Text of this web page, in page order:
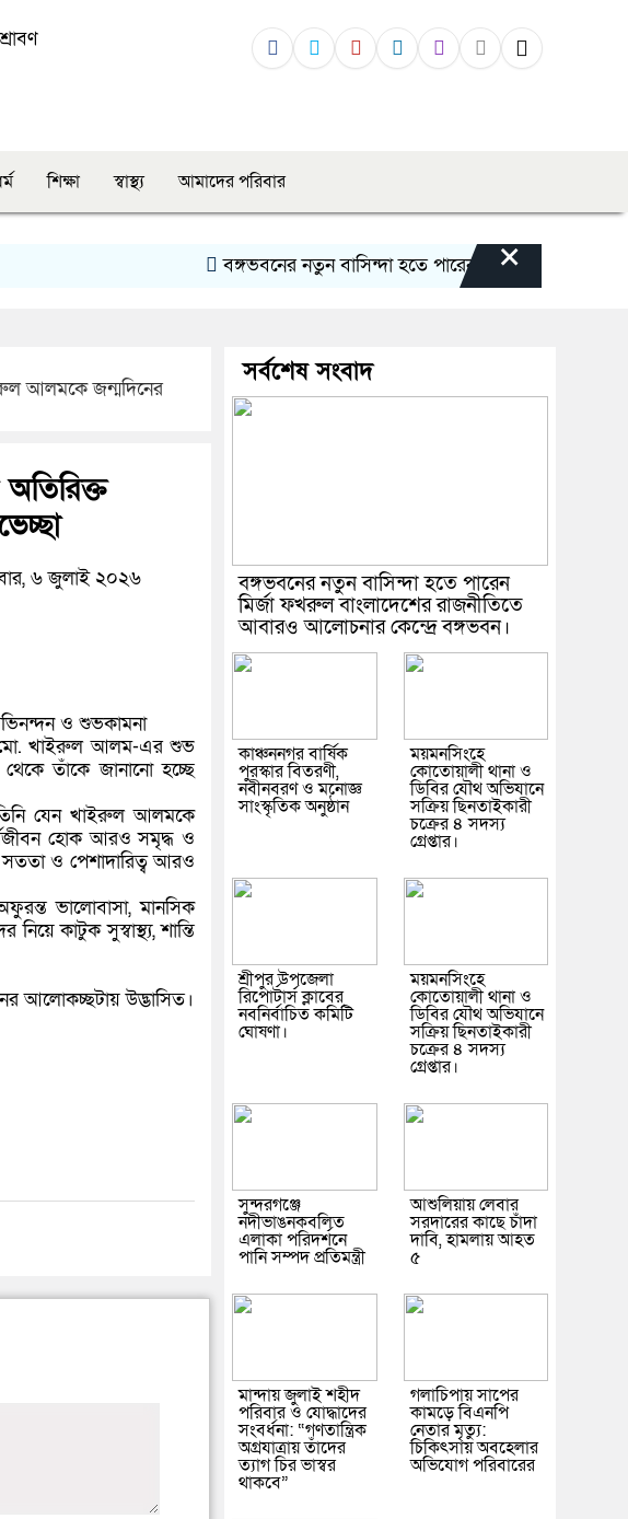
শিক্ষা স্বাস্থ্য আমাদের পরিবার
বঙ্গভবনের নতুন বাসিন্দা হতে পারেন মির্জা ফখরুল
×
আলমকে জন্মদিনের
অতিরিক্ত
৬ জুলাই ২০২৬
ও শুভকামনা
মো. খাইরুল আলম-এর শুভ
তাঁকে জানানো হচ্ছে
যেন খাইরুল আলমকে
হোক আরও সমৃদ্ধ ও
ও পেশাদারিত্ব আরও
ভালোবাসা, মানসিক
কাটুক সুস্বাস্থ্য, শান্তি
আলোকচ্ছটায় উদ্ভাসিত।
সর্বশেষ সংবাদ
বঙ্গভবনের নতুন বাসিন্দা হতে পারেন
মির্জা ফখরুল বাংলাদেশের রাজনীতিতে
আবারও আলোচনার কেন্দ্রে বঙ্গভবন।
কাঞ্চননগর বার্ষিক
পুরস্কার বিতরণী,
নবীনবরণ ও মনোজ্ঞ
সাংস্কৃতিক অনুষ্ঠান
ময়মনসিংহে
কোতোয়ালী থানা ও
ডিবির যৌথ অভিযানে
সক্রিয় ছিনতাইকারী
চক্রের ৪ সদস্য
গ্রেপ্তার।
শ্রীপুর উপজেলা
রিপোর্টার্স ক্লাবের
নবনির্বাচিত কমিটি
ঘোষণা।
ময়মনসিংহে
কোতোয়ালী থানা ও
ডিবির যৌথ অভিযানে
সক্রিয় ছিনতাইকারী
চক্রের ৪ সদস্য
গ্রেপ্তার।
সুন্দরগঞ্জে
নদীভাঙনকবলিত
এলাকা পরিদর্শনে
পানি সম্পদ প্রতিমন্ত্রী
আশুলিয়ায় লেবার
সরদারের কাছে চাঁদা
দাবি, হামলায় আহত
৫
মান্দায় জুলাই শহীদ
পরিবার ও যোদ্ধাদের
সংবর্ধনা: “গণতান্ত্রিক
অগ্রযাত্রায় তাঁদের
ত্যাগ চির ভাস্বর
থাকবে”
গলাচিপায় সাপের
কামড়ে বিএনপি
নেতার মৃত্যু:
চিকিৎসায় অবহেলার
অভিযোগ পরিবারের